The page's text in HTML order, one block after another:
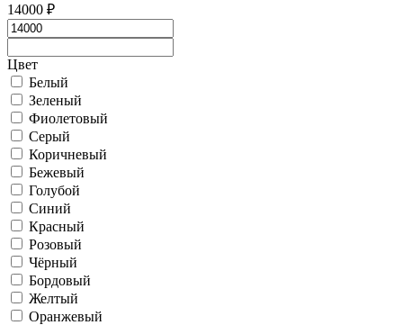
14000 ₽
Цвет
Белый
Зеленый
Фиолетовый
Серый
Коричневый
Бежевый
Голубой
Синий
Красный
Розовый
Чёрный
Бордовый
Желтый
Оранжевый